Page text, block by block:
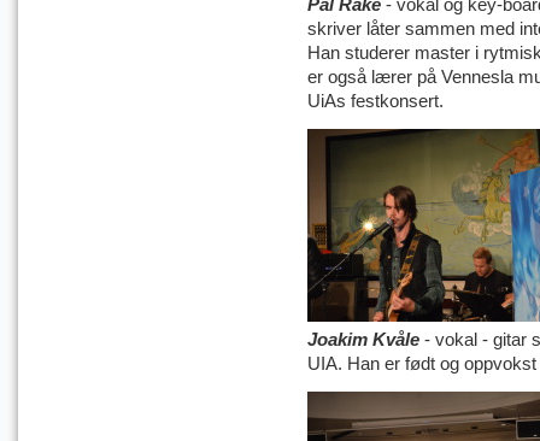
Pål Rake - vokal og key-
skriver låter sammen med
Han studerer master i
er også lærer på Vennesla
UiAs festkonsert.
Joakim Kvåle - vokal - gitar
UIA. Han er født og